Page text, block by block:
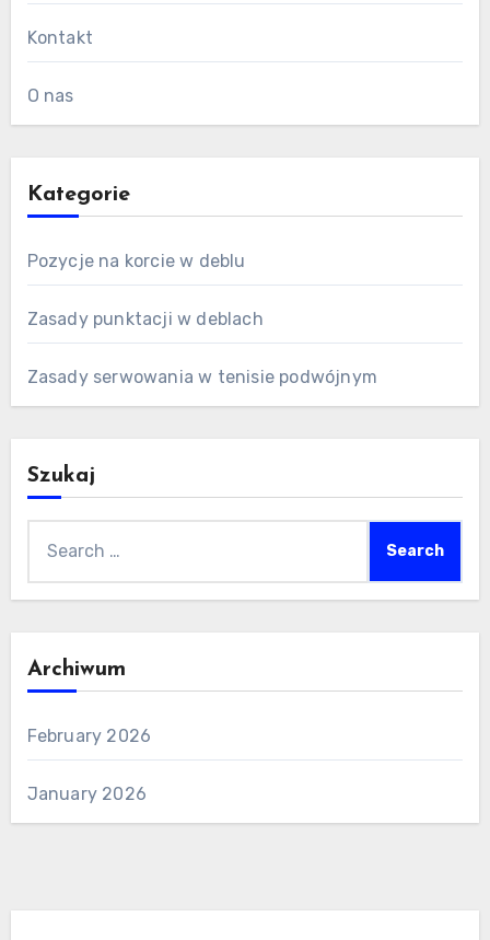
Kontakt
O nas
Kategorie
Pozycje na korcie w deblu
Zasady punktacji w deblach
Zasady serwowania w tenisie podwójnym
Szukaj
for:
Archiwum
February 2026
January 2026